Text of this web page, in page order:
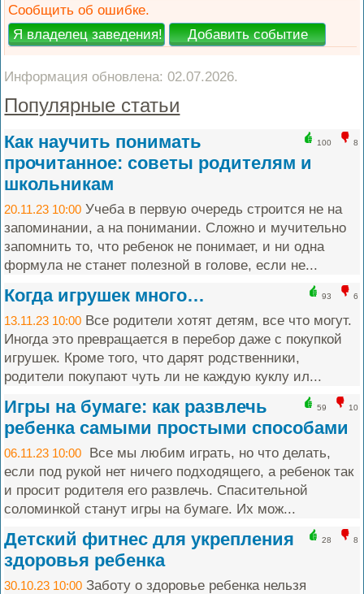
Сообщить об ошибке.
Информация обновлена: 02.07.2026.
Популярные статьи
100 8
Как научить понимать
прочитанное: советы родителям и
школьникам
20.11.23 10:00 Учеба в первую очередь строится не на
запоминании, а на понимании. Сложно и мучительно
запомнить то, что ребенок не понимает, и ни одна
формула не станет полезной в голове, если не...
93 6
Когда игрушек много…
13.11.23 10:00 Все родители хотят детям, все что могут.
Иногда это превращается в перебор даже с покупкой
игрушек. Кроме того, что дарят родственники,
родители покупают чуть ли не каждую куклу ил...
59 10
Игры на бумаге: как развлечь
ребенка самыми простыми способами
06.11.23 10:00 Все мы любим играть, но что делать,
если под рукой нет ничего подходящего, а ребенок так
и просит родителя его развлечь. Спасительной
соломинкой станут игры на бумаге. Их мож...
28 8
Детский фитнес для укрепления
здоровья ребенка
30.10.23 10:00 Заботу о здоровье ребенка нельзя